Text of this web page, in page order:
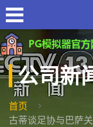
公司新
首页
古蒂谈足协与巴萨